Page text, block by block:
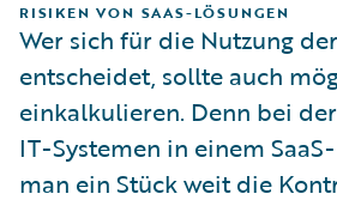
RISIKEN VON SAAS-LÖSUNGEN
Wer sich für die Nutzung
entscheidet, sollte auch
einkalkulieren. Denn bei
IT-Systemen in einem
man ein Stück weit die